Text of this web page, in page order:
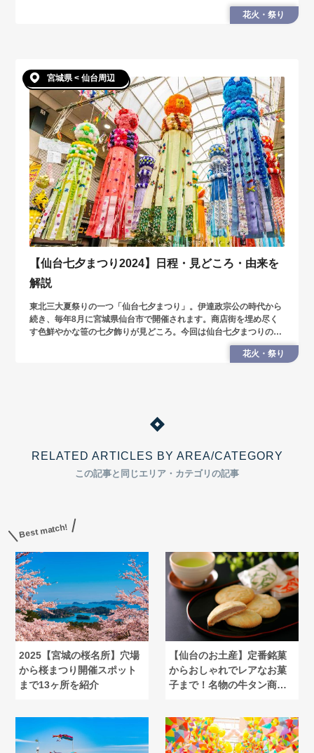
風習があります。この時期に合わせて行事も各地で開催されます。
花火・祭り
宮城県 < 仙台周辺
【仙台七夕まつり2024】日程・見どころ・由来を
解説
東北三大夏祭りの一つ「仙台七夕まつり」。伊達政宗公の時代から
続き、毎年8月に宮城県仙台市で開催されます。商店街を埋め尽く
す色鮮やかな笹の七夕飾りが見どころ。今回は仙台七夕まつりの歴
花火・祭り
RELATED ARTICLES BY AREA/CATEGORY
この記事と同じエリア・カテゴリの記事
Best match!
2025【宮城の桜名所】穴場
から桜まつり開催スポット
まで13ヶ所を紹介
【仙台のお土産】定番銘菓
からおしゃれでレアなお菓
子まで！名物の牛タン商品